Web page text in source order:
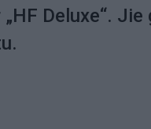
„HF Deluxe“.